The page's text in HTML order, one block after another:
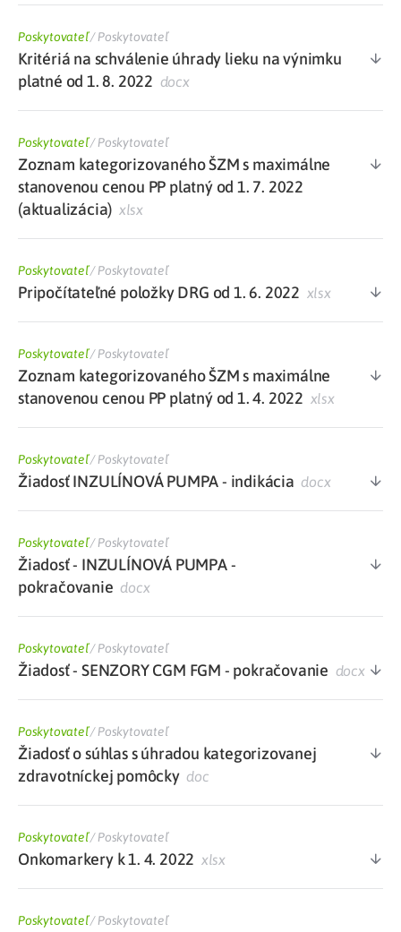
Poskytovateľ/Poskytovateľ
Kritériá na schválenie úhrady lieku na výnimku
platné od 1. 8. 2022 docx
Poskytovateľ/Poskytovateľ
Zoznam kategorizovaného ŠZM s maximálne
stanovenou cenou PP platný od 1. 7. 2022
(aktualizácia) xlsx
Poskytovateľ/Poskytovateľ
Pripočítateľné položky DRG od 1. 6. 2022 xlsx
Poskytovateľ/Poskytovateľ
Zoznam kategorizovaného ŠZM s maximálne
stanovenou cenou PP platný od 1. 4. 2022 xlsx
Poskytovateľ/Poskytovateľ
Žiadosť INZULÍNOVÁ PUMPA - indikácia docx
Poskytovateľ/Poskytovateľ
Žiadosť - INZULÍNOVÁ PUMPA -
pokračovanie docx
Poskytovateľ/Poskytovateľ
Žiadosť - SENZORY CGM FGM - pokračovanie docx
Poskytovateľ/Poskytovateľ
Žiadosť o súhlas s úhradou kategorizovanej
zdravotníckej pomôckydoc
Poskytovateľ/Poskytovateľ
Onkomarkery k 1. 4. 2022 xlsx
Poskytovateľ/Poskytovateľ